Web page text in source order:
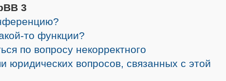
3
то функции?
по вопросу некорректного
юридических вопросов, связанных с этой